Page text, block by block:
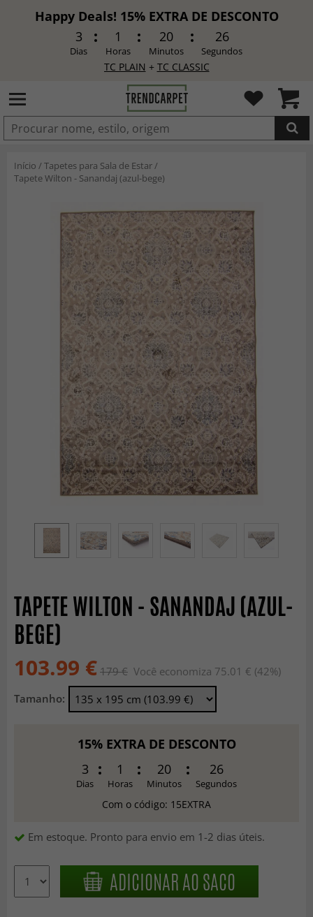
Happy Deals! 15% EXTRA DE DESCONTO
3
Dias
1
Horas
20
Minutos
24
Segundos
TC PLAIN + TC CLASSIC
ADICIONADO
Início /Tapetes para Sala de Estar/
Tapete Wilton - Sanandaj (azul-bege)
TAPETE WILTON - SANANDAJ (AZUL-
BEGE)
103.99 € 179 € Você economiza 75.01 € (42%)
Tamanho:
15% EXTRA DE DESCONTO
3
Dias
1
Horas
20
Minutos
24
Segundos
Com o código: 15EXTRA
Em estoque. Pronto para envio em 1-2 dias úteis.
ADICIONAR AO SACO